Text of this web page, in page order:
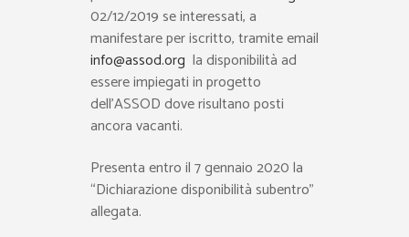
02/12/2019 se interessati, a
manifestare per iscritto, tramite email
info@assod.org la disponibilità ad
essere impiegati in progetto
dell’ASSOD dove risultano posti
ancora vacanti.
Presenta entro il 7 gennaio 2020 la
“Dichiarazione disponibilità subentro”
allegata.